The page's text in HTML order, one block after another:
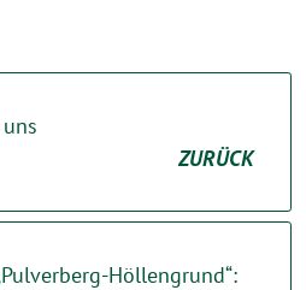
ZURÜCK
Höllengrund“: